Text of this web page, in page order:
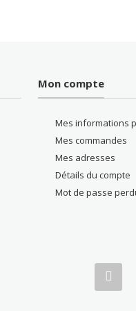
Mon compte
Mes informations
Mes commandes
Mes adresses
Détails du compte
Mot de passe